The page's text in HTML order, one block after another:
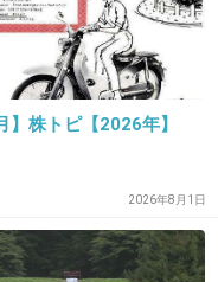
わ
+4
にやってても絶対に教
】株トピ【2026年】
2026年8月1日